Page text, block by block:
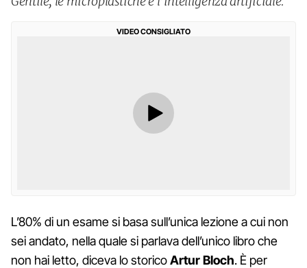
VIDEO CONSIGLIATO
L’80% di un esame si basa sull’unica lezione a cui non
sei andato, nella quale si parlava dell’unico libro che
non hai letto, diceva lo storicoArtur Bloch. È per